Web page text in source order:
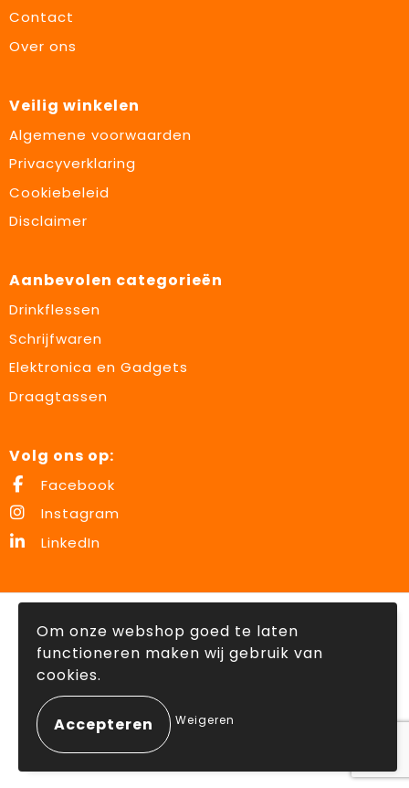
Contact
Over ons
Veilig winkelen
Algemene voorwaarden
Privacyverklaring
Cookiebeleid
Disclaimer
Aanbevolen categorieën
Drinkflessen
Schrijfwaren
Elektronica en Gadgets
Draagtassen
Volg ons op:
Facebook
Instagram
LinkedIn
Om onze webshop goed te laten
functioneren maken wij gebruik van
cookies.
Weigeren